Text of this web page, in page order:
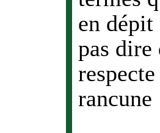
en dépit
pas dire
rancune